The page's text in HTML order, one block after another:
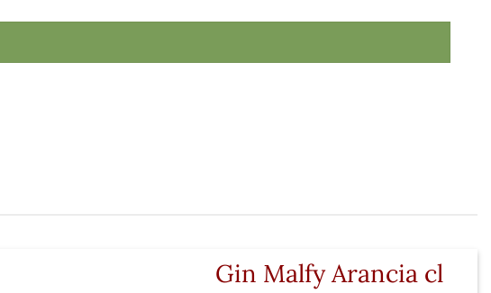
Gin Malfy Arancia cl